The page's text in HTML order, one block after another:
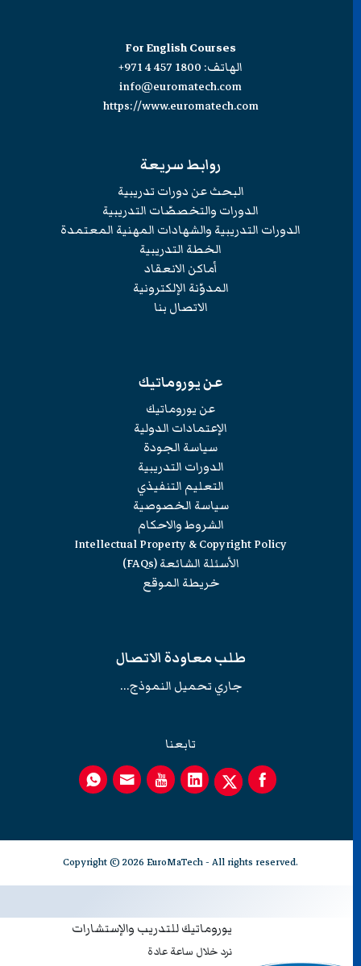
For English Courses
الهاتف:+971 4 457 1800
info@euromatech.com
https://www.euromatech.com
روابط سريعة
البحث عن دورات تدريبية
الدورات والتخصصّات التدريبية
الدورات التدريبية والشهادات المهنية المعتمدة
الخطة التدريبية
أماكن الانعقاد
المدوّنة الإلكترونية
الاتصال بنا
عن يوروماتيك
عن يوروماتيك
الإعتمادات الدولية
سياسة الجودة
الدورات التدريبية
التعليم التنفيذي
سياسة الخصوصية
الشروط والاحكام
Intellectual Property & Copyright Policy
الأسئلة الشائعة (FAQs)
خريطة الموقع
طلب معاودة الاتصال
جاري تحميل النموذج...
تابعنا
Copyright © 2026 EuroMaTech - All rights reserved.
يوروماتيك للتدريب والإستشارات
نرد خلال ساعة عادة